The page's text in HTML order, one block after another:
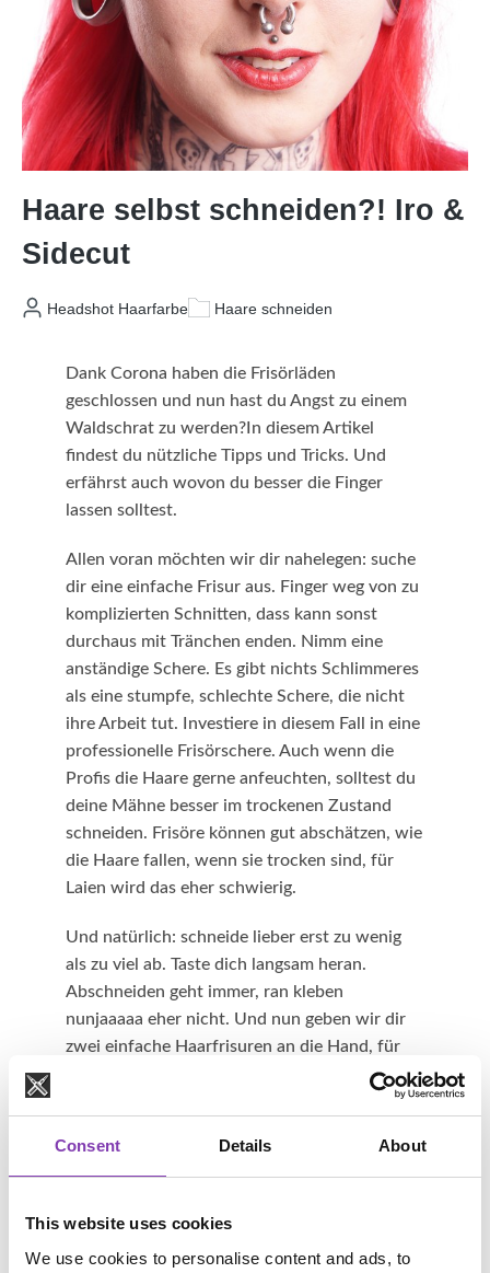
Consent Details About
This website uses cookies
We use cookies to personalise content and ads, to
Haare selbst schneiden?! Iro &
Sidecut
Headshot Haarfarbe Haare schneiden
Dank Corona haben die Frisörläden
geschlossen und nun hast du Angst zu einem
Waldschrat zu werden?In diesem Artikel
findest du nützliche Tipps und Tricks. Und
erfährst auch wovon du besser die Finger
lassen solltest.
Allen voran möchten wir dir nahelegen: suche
dir eine einfache Frisur aus. Finger weg von zu
komplizierten Schnitten, dass kann sonst
durchaus mit Tränchen enden. Nimm eine
anständige Schere. Es gibt nichts Schlimmeres
als eine stumpfe, schlechte Schere, die nicht
ihre Arbeit tut. Investiere in diesem Fall in eine
professionelle Frisörschere. Auch wenn die
Profis die Haare gerne anfeuchten, solltest du
deine Mähne besser im trockenen Zustand
schneiden. Frisöre können gut abschätzen, wie
die Haare fallen, wenn sie trocken sind, für
Laien wird das eher schwierig.
Und natürlich: schneide lieber erst zu wenig
als zu viel ab. Taste dich langsam heran.
Abschneiden geht immer, ran kleben
nunjaaaaa eher nicht. Und nun geben wir dir
zwei einfache Haarfrisuren an die Hand, für
die du nur einen Rasierer Langhaarschneider)
Wie schneide ich einen Mohawk oder